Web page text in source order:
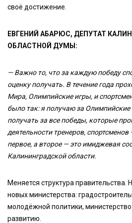
своё достижение.
ЕВГЕНИЙ АБАРЮС, ДЕПУТАТ
ОБЛАСТНОЙ ДУМЫ:
— Важно то, что за каждую победу
оценку получать. В течение года
Мира, Олимпийские игры, и
было так: я получаю за Олимпийские
получать за все победы, которые
деятельности тренеров, спортсменов
первое, а второе — это имиджевая
Калининградской области.
Меняется структура правительства.
новых министерства:
молодёжной политики,
развитию.